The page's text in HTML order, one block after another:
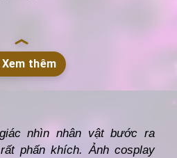
nhìn nhân vật bước ra
phấn khích. Ảnh cosplay